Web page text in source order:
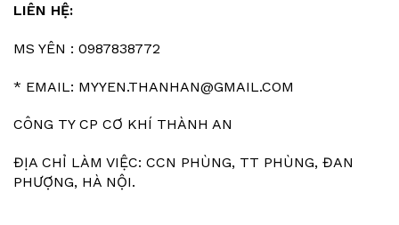
LIÊN HỆ:
MS YÊN : 0987838772
* EMAIL: MYYEN.THANHAN@GMAIL.COM
CÔNG TY CP CƠ KHÍ THÀNH AN
ĐỊA CHỈ LÀM VIỆC: CCN PHÙNG, TT PHÙNG, ĐAN
PHƯỢNG, HÀ NỘI.